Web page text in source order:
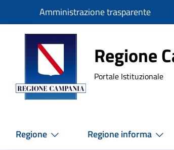
SlimAmministrazione trasparente
Regione
Portale Istituzionale
Regione Regione informa